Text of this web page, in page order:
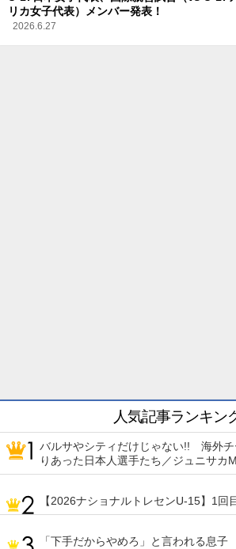
リカ女子代表）メンバー発表！
2026.6.27
人気記事ランキン
バルサやシティだけじゃない!! 海外チ
りあった日本人選手たち／ジュニサカ
【2026ナショナルトレセンU-15】1回
「下手だからやめろ」と言われる息子